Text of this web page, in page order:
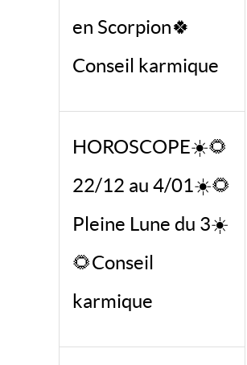
en Scorpion🍀
Conseil karmique
HOROSCOPE☀️🌻
22/12 au 4/01☀️🌻
Pleine Lune du 3☀️
🌻Conseil
karmique